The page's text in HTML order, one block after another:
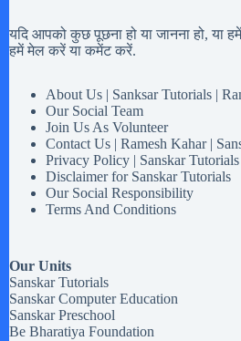
यदि आपको कुछ पूछना हो या जानना हो, या
हमें मेल करें या कमेंट करें.
About Us | Sanksar Tutorials |
Our Social Team
Join Us As Volunteer
Contact Us | Ramesh Kahar |
Privacy Policy | Sanskar
Disclaimer for Sanskar Tutorials
Our Social Responsibility
Terms And Conditions
Our Units
Sanskar Tutorials
Sanskar Computer Education
Sanskar Preschool
Be Bharatiya Foundation